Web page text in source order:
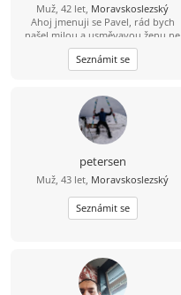
Muž, 42 let, Moravskoslezský
Ahoj jmenuji se Pavel, rád bych
našel milou a usměvavou ženu ne
jen na pokec ale pokud možno i na
vážný vztah mezi 26 a 49 lety, pokud
budeš chtít ozvi se, budu moc rád
Seznámit se
petersen
Muž, 43 let, Moravskoslezský
Seznámit se